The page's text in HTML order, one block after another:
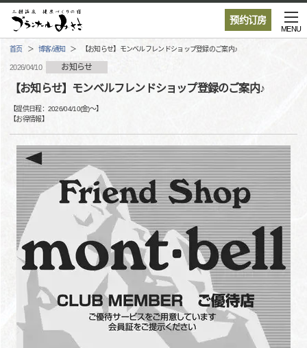
预约订房
MENU
首页 博客/通知 【お知らせ】モンベルフレンドショップ登録のご案内♪
2026/04/10 お知らせ
【お知らせ】モンベルフレンドショップ登録のご案内♪
【提供日程： 2026/04/10(金)〜】
【お得情報】